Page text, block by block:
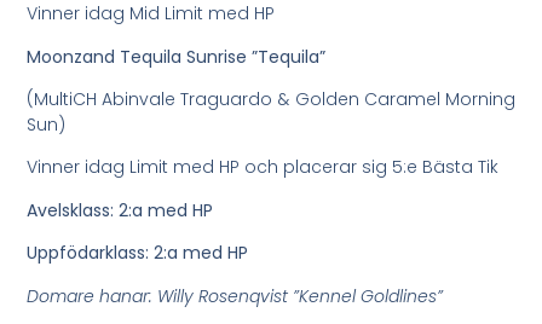
Vinner idag Mid Limit med HP
Moonzand Tequila Sunrise ”Tequila”
(MultiCH Abinvale Traguardo & Golden Caramel Morning
Sun)
Vinner idag Limit med HP och placerar sig 5:e Bästa Tik
Avelsklass: 2:a med HP
Uppfödarklass: 2:a med HP
Domare hanar: Willy Rosenqvist ”Kennel Goldlines”